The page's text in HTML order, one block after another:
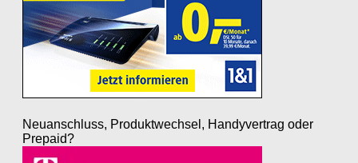
Neuanschluss, Produktwechsel, Handyvertrag oder
Prepaid?